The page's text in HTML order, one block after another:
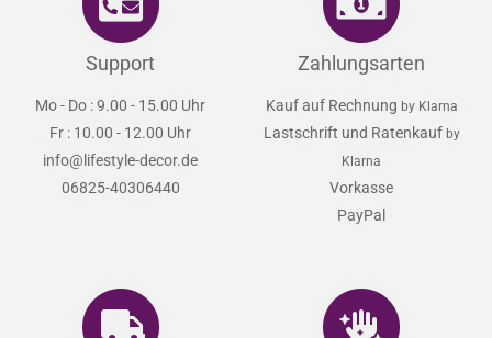
Support
Mo - Do : 9.00 - 15.00 Uhr
Fr : 10.00 - 12.00 Uhr
info@lifestyle-decor.de
06825-40306440
Zahlungsarten
Kauf auf Rechnung by Klarna
Lastschrift und Ratenkauf by
Klarna
Vorkasse
PayPal